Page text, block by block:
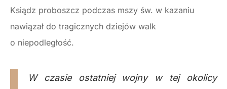
Ksiądz proboszcz podczas mszy św. w kazaniu
nawiązał do tragicznych dziejów walk
o niepodległość.
W czasie ostatniej wojny w tej okolicy